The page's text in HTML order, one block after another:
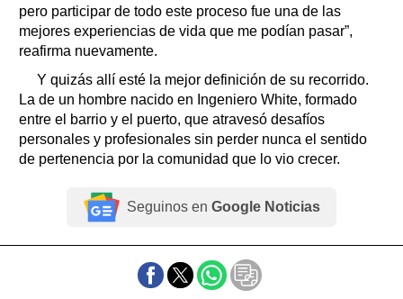
pero participar de todo este proceso fue una de las
mejores experiencias de vida que me podían pasar”,
reafirma nuevamente.
Y quizás allí esté la mejor definición de su recorrido.
La de un hombre nacido en Ingeniero White, formado
entre el barrio y el puerto, que atravesó desafíos
personales y profesionales sin perder nunca el sentido
de pertenencia por la comunidad que lo vio crecer.
Seguinos en Google Noticias